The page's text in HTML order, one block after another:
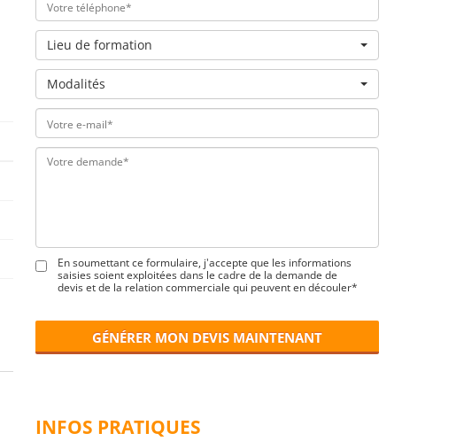
Lieu de formation
Modalités
En soumettant ce formulaire, j'accepte que les informations
saisies soient exploitées dans le cadre de la demande de
devis et de la relation commerciale qui peuvent en découler*
GÉNÉRER MON DEVIS MAINTENANT
INFOS PRATIQUES